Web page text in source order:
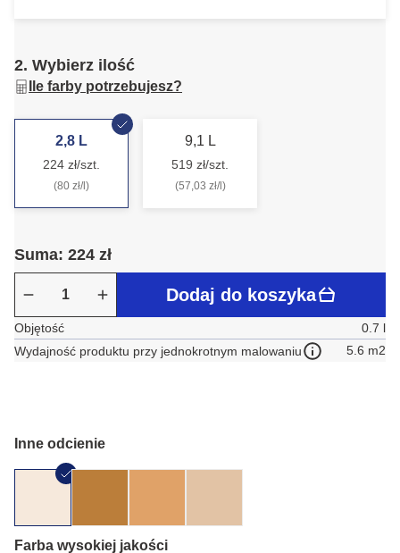
2. Wybierz ilość
Ile farby potrzebujesz?
2,8 L
224 zł/szt.
(80 zł/l)
9,1 L
519 zł/szt.
(57,03 zł/l)
Suma: 224 zł
Dodaj do koszyka
Objętość
0.7 l
Wydajność produktu przy jednokrotnym malowaniu
5.6 m2
Inne odcienie
Farba wysokiej jakości